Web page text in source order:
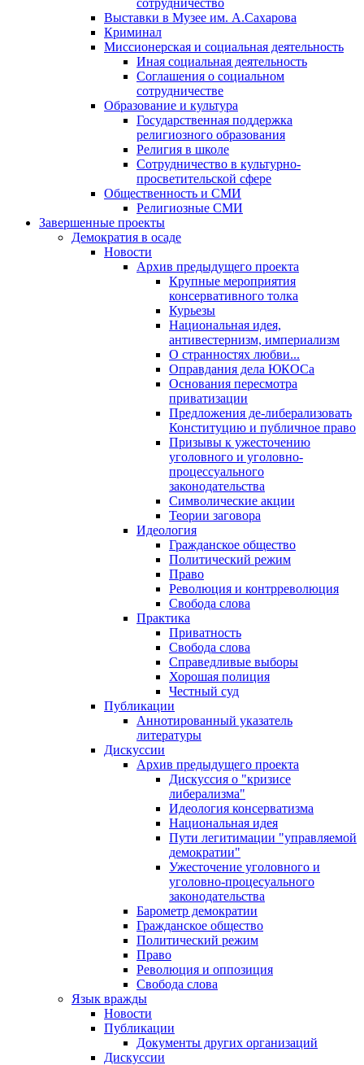
сотрудничество
Выставки в Музее им. А.Сахарова
Криминал
Миссионерская и социальная деятельность
Иная социальная деятельность
Соглашения о социальном
сотрудничестве
Образование и культура
Государственная поддержка
религиозного образования
Религия в школе
Сотрудничество в культурно-
просветительской сфере
Общественность и СМИ
Религиозные СМИ
Завершенные проекты
Демократия в осаде
Новости
Архив предыдущего проекта
Крупные мероприятия
консервативного толка
Курьезы
Национальная идея,
антивестернизм, империализм
О странностях любви...
Оправдания дела ЮКОСа
Основания пересмотра
приватизации
Предложения де-либерализовать
Конституцию и публичное право
Призывы к ужесточению
уголовного и уголовно-
процессуального
законодательства
Символические акции
Теории заговора
Идеология
Гражданское общество
Политический режим
Право
Революция и контрреволюция
Свобода слова
Практика
Приватность
Свобода слова
Справедливые выборы
Хорошая полиция
Честный суд
Публикации
Аннотированный указатель
литературы
Дискуссии
Архив предыдущего проекта
Дискуссия о "кризисе
либерализма"
Идеология консерватизма
Национальная идея
Пути легитимации "управляемой
демократии"
Ужесточение уголовного и
уголовно-процесуального
законодательства
Барометр демократии
Гражданское общество
Политический режим
Право
Революция и оппозиция
Свобода слова
Язык вражды
Новости
Публикации
Документы других организаций
Дискуссии